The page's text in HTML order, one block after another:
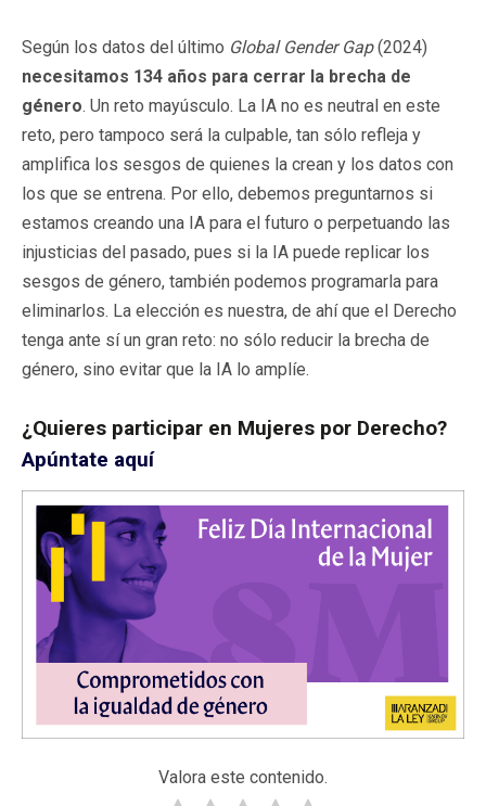
Según los datos del último Global Gender Gap(2024)
necesitamos 134 años para cerrar la brecha de
género. Un reto mayúsculo. La IA no es neutral en este
reto, pero tampoco será la culpable, tan sólo refleja y
amplifica los sesgos de quienes la crean y los datos con
los que se entrena. Por ello, debemos preguntarnos si
estamos creando una IA para el futuro o perpetuando las
injusticias del pasado, pues si la IA puede replicar los
sesgos de género, también podemos programarla para
eliminarlos. La elección es nuestra, de ahí que el Derecho
tenga ante sí un gran reto: no sólo reducir la brecha de
género, sino evitar que la IA lo amplíe.
¿Quieres participar en Mujeres por Derecho?
Apúntate aquí
Valora este contenido.